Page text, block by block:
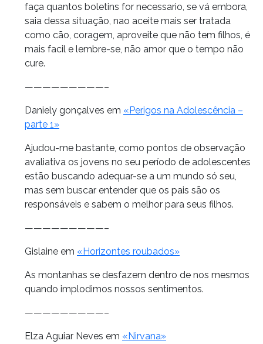
faça quantos boletins for necessario, se vá embora,
saia dessa situação, nao aceite mais ser tratada
como cão, coragem, aproveite que não tem filhos, é
mais facil e lembre-se, não amor que o tempo não
cure.
—————————–
Daniely gonçalves em «Perigos na Adolescência –
parte 1»
Ajudou-me bastante, como pontos de observação
avaliativa os jovens no seu período de adolescentes
estão buscando adequar-se a um mundo só seu,
mas sem buscar entender que os pais são os
responsáveis e sabem o melhor para seus filhos.
—————————–
Gislaine em «Horizontes roubados»
As montanhas se desfazem dentro de nos mesmos
quando implodimos nossos sentimentos.
—————————–
Elza Aguiar Neves em «Nirvana»